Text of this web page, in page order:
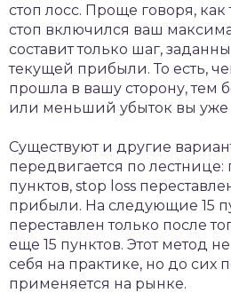
стоп лосс. Проще говоря,
стоп включился ваш
составит только шаг,
текущей прибыли. То есть,
прошла в вашу сторону, тем
или меньший убыток вы уже
Существуют и другие
передвигается по лестнице:
пунктов, stop loss
прибыли. На следующие 15
переставлен только после
еще 15 пунктов. Этот метод
себя на практике, но до сих
применяется на рынке.